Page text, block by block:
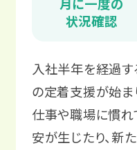
状況確認
入社半年を経過
の定着支援が始ま
仕事や職場に慣れ
安が生じたり、新